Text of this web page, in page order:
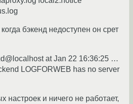
бэкенд недоступен он срет
at Jan 22 16:36:25 …
LOGFORWEB has no server
настроек и ничего не работает,